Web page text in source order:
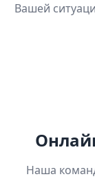
Вашей
Наша